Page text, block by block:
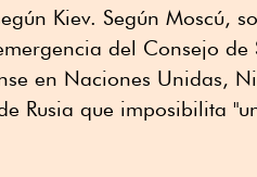
Kiev. Según Moscú,
del Consejo
en Naciones Unidas,
Rusia que imposibilita